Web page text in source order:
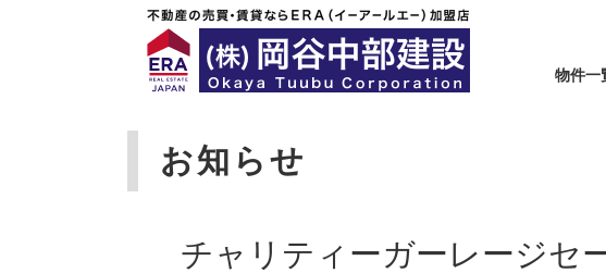
物件一
お知らせ
チャリティーガーレージセ